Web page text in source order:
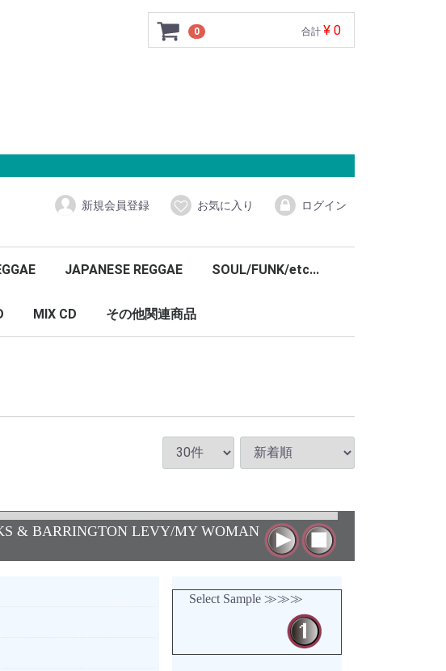
0 合計 ¥ 0
新規会員登録 お気に入り ログイン
JAPANESE REGGAE SOUL/FUNK/etc...
MIX CD その他関連商品
& BARRINGTON LEVY/MY WOMAN
Select Sample ≫≫≫